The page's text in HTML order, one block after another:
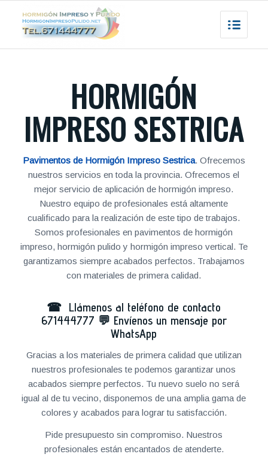
HORMIGÓN
IMPRESO SESTRICA
Pavimentos de Hormigón Impreso Sestrica. Ofrecemos
nuestros servicios en toda la provincia. Ofrecemos el
mejor servicio de aplicación de hormigón impreso.
Nuestro equipo de profesionales está altamente
cualificado para la realización de este tipo de trabajos.
Somos profesionales en pavimentos de hormigón
impreso, hormigón pulido y hormigón impreso vertical. Te
garantizamos siempre acabados perfectos. Trabajamos
con materiales de primera calidad.
☎ Llámenos al teléfono de contacto
671444777 💬 Envíenos un mensaje por
WhatsApp
Gracias a los materiales de primera calidad que utilizan
nuestros profesionales te podemos garantizar unos
acabados siempre perfectos. Tu nuevo suelo no será
igual al de tu vecino, disponemos de una amplia gama de
colores y acabados para lograr tu satisfacción.
Pide presupuesto sin compromiso. Nuestros
profesionales están encantados de atenderte.